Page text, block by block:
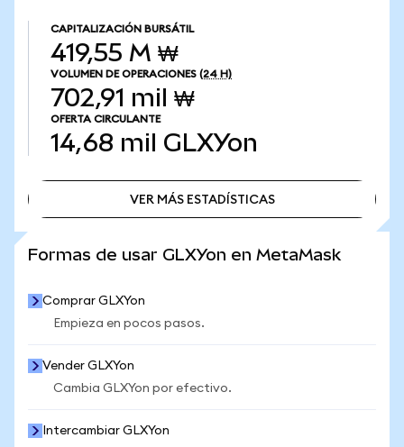
CAPITALIZACIÓN BURSÁTIL
419,55 M ₩
VOLUMEN DE OPERACIONES (24 H)
702,91 mil ₩
OFERTA CIRCULANTE
14,68 mil GLXYon
VER MÁS ESTADÍSTICAS
Formas de usar GLXYon en MetaMask
Comprar GLXYon
Empieza en pocos pasos.
Vender GLXYon
Cambia GLXYon por efectivo.
Intercambiar GLXYon